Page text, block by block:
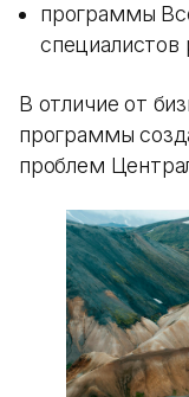
программы
специалистов
В отличие от
программы
проблем